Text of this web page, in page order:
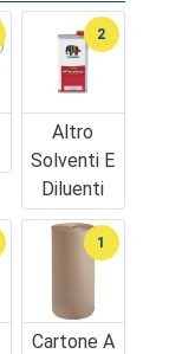
Altro
Solventi E
Diluenti
2
Cartone A
1